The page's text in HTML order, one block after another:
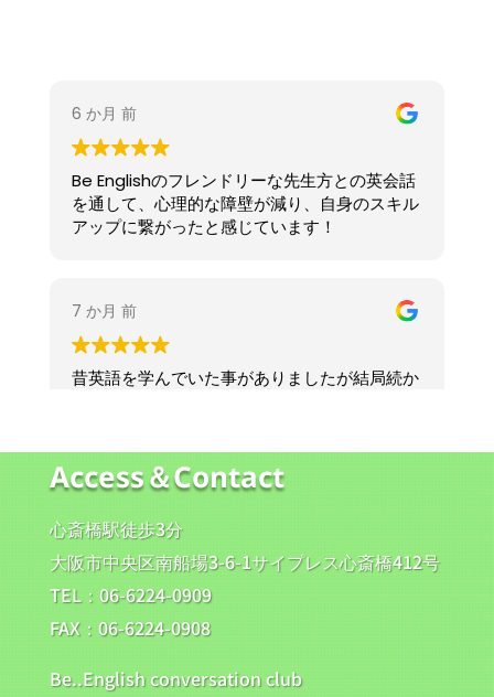
本格的にオープンしてから10ヶ月が経ち、日々変
化もありながら勉強し、お客様に取って何が1番ベ
ストなのかを模索しながらの毎日でした。私達が
お店をオープンする時にこんなサービスがあり環
境、顧客管理の徹底、方針を向き合うためのライ
フスタイルを最後まで提案できるようなお店作り
長していけたらと思います。
何より大切なのは環境と先生です。
少しでも皆様にとっていい環境と内容をこれから
もスタッフ一同向き合わせて頂きます！！目標を
最近、無料体験のお問い合わせもありがとうござ
います。残り年内までも少しですがよろしくお願
Access＆Contact
心斎橋駅徒歩3分
大阪市中央区南船場3-6-1サイプレス心斎橋412号
TEL：06-6224-0909
FAX：06-6224-0908
Be..English conversation club